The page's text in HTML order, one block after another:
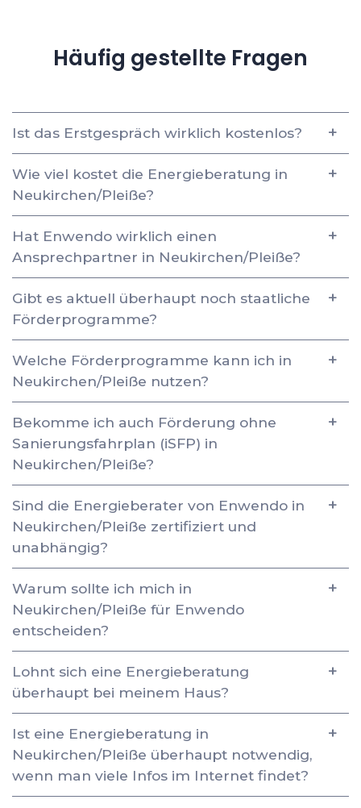
Häufig gestellte Fragen
Ist das Erstgespräch wirklich kostenlos?
Wie viel kostet die Energieberatung in
Neukirchen/Pleiße?
Hat Enwendo wirklich einen
Ansprechpartner in Neukirchen/Pleiße?
Gibt es aktuell überhaupt noch staatliche
Förderprogramme?
Welche Förderprogramme kann ich in
Neukirchen/Pleiße nutzen?
Bekomme ich auch Förderung ohne
Sanierungsfahrplan (iSFP) in
Neukirchen/Pleiße?
Sind die Energieberater von Enwendo in
Neukirchen/Pleiße zertifiziert und
unabhängig?
Warum sollte ich mich in
Neukirchen/Pleiße für Enwendo
entscheiden?
Lohnt sich eine Energieberatung
überhaupt bei meinem Haus?
Ist eine Energieberatung in
Neukirchen/Pleiße überhaupt notwendig,
wenn man viele Infos im Internet findet?